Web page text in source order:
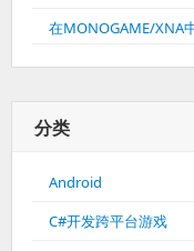
在MONOGAME/XNA
分类
Android
C#开发跨平台游戏